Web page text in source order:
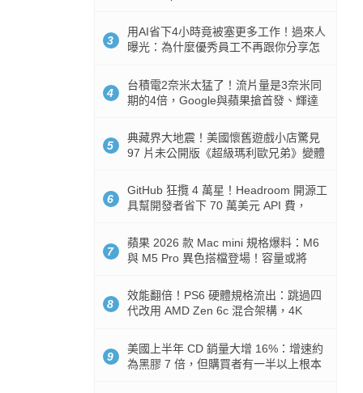
3
用AI省下4小時竟被塞更多工作！過來人
曝光：為什麼優秀員工不再跟你分享怎
4
台積電2奈米太猛了！流片量是3奈米同
期的4倍，Google與蘋果搶首發、輝達
5
典藏界大地震！美國懷舊遊戲小店驚見
97 片未公開版《超級瑪利歐兄弟》變體
6
GitHub 狂攬 4 萬星！Headroom 開源工
具幫開發者省下 70 萬美元 API 費，
7
蘋果 2026 款 Mac mini 規格爆料：M6
與 M5 Pro 異色搭檔登場！容量或將
8
效能翻倍！PS6 硬體規格流出：跳過四
代改用 AMD Zen 6c 混合架構，4K
9
美國上半年 CD 銷量大增 16%：增速約
為黑膠 7 倍，但購買者有一半以上根本